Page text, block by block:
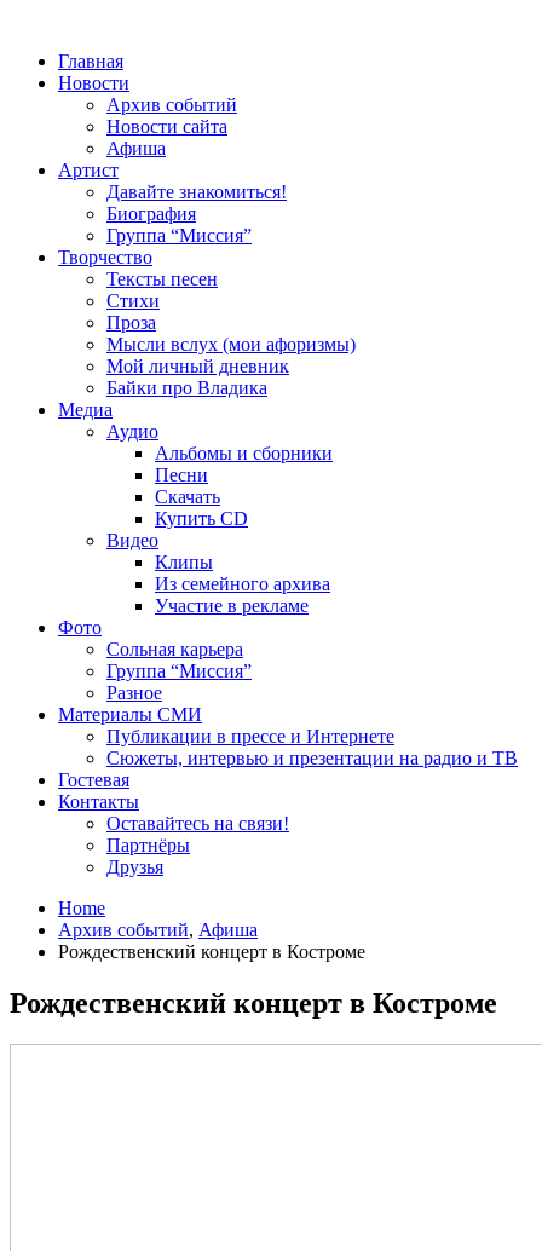
Главная
Новости
Архив событий
Новости сайта
Афиша
Артист
Давайте знакомиться!
Биография
Группа “Миссия”
Творчество
Тексты песен
Стихи
Проза
Мысли вслух (мои афоризмы)
Мой личный дневник
Байки про Владика
Медиа
Аудио
Альбомы и сборники
Песни
Скачать
Купить CD
Видео
Клипы
Из семейного архива
Участие в рекламе
Фото
Сольная карьера
Группа “Миссия”
Разное
Материалы СМИ
Публикации в прессе и Интернете
Сюжеты, интервью и презентации на радио и ТВ
Гостевая
Контакты
Оставайтесь на связи!
Партнёры
Друзья
Home
Архив событий, Афиша
Рождественский концерт в Костроме
Рождественский концерт в Костроме